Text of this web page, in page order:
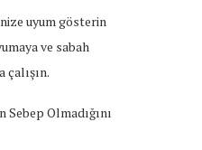
uyum gösterin
ve sabah
çalışın.
Olmadığını